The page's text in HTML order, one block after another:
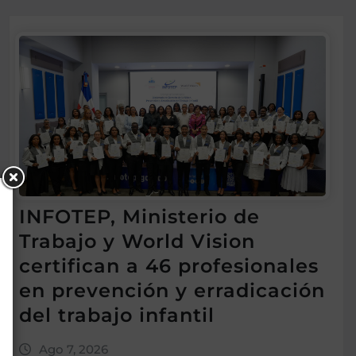
INFOTEP, Ministerio de
Trabajo y World Vision
certifican a 46 profesionales
en prevención y erradicación
del trabajo infantil
Ago 7, 2026